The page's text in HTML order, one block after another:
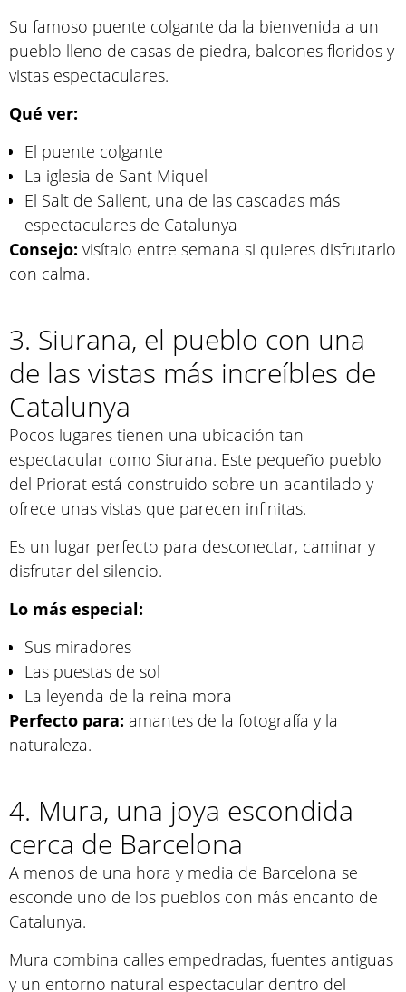
Su famoso puente colgante da la bienvenida a un
pueblo lleno de casas de piedra, balcones floridos y
vistas espectaculares.
Qué ver:
El puente colgante
La iglesia de Sant Miquel
El Salt de Sallent, una de las cascadas más
espectaculares de Catalunya
Consejo: visítalo entre semana si quieres disfrutarlo
con calma.
3. Siurana, el pueblo con una
de las vistas más increíbles de
Catalunya
Pocos lugares tienen una ubicación tan
espectacular como Siurana. Este pequeño pueblo
del Priorat está construido sobre un acantilado y
ofrece unas vistas que parecen infinitas.
Es un lugar perfecto para desconectar, caminar y
disfrutar del silencio.
Lo más especial:
Sus miradores
Las puestas de sol
La leyenda de la reina mora
Perfecto para: amantes de la fotografía y la
naturaleza.
4. Mura, una joya escondida
cerca de Barcelona
A menos de una hora y media de Barcelona se
esconde uno de los pueblos con más encanto de
Catalunya.
Mura combina calles empedradas, fuentes antiguas
y un entorno natural espectacular dentro del